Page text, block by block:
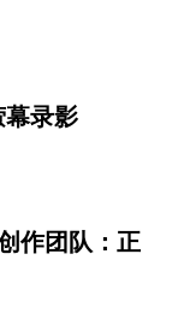
幕录影
作团队：正